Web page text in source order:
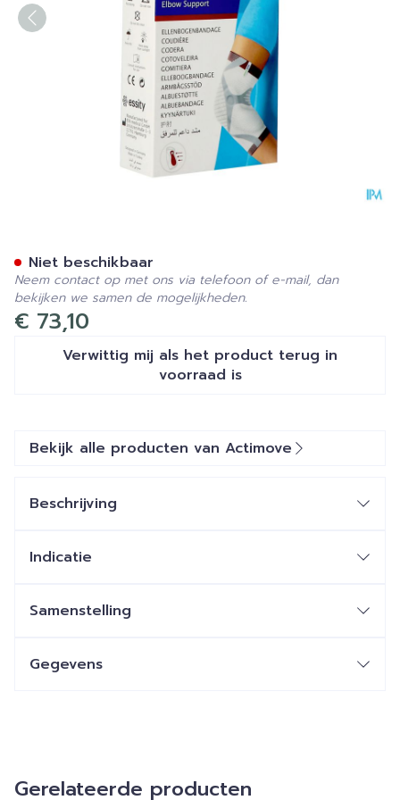
€ 73,10
Verwittig mij als het product terug in
voorraad is
Niet beschikbaar
Neem contact op met ons via telefoon of e-mail, dan
bekijken we samen de mogelijkheden.
Bekijk alle producten van Actimove
Beschrijving
Indicatie
Samenstelling
Gegevens
Gerelateerde producten